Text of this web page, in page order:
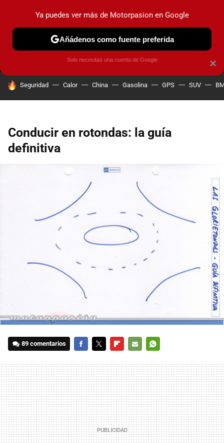
MENÚ NUEVO
COCHES ELÉCTRICOS OBSERVATORIO
HOY SE HABLA DE
Seguridad Calor China Gasolina GPS SUV
Conducir en rotondas: la guía
definitiva
89 comentarios
MAIL
×
Ya puedes ver más de Motorpasion en Google
Añádenos como fuente preferida
Solo necesitas una cuenta de Google